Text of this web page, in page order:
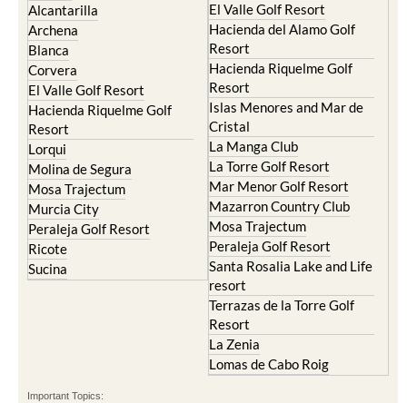
Alcantarilla
Archena
Blanca
Corvera
El Valle Golf Resort
Hacienda Riquelme Golf
Resort
Lorqui
Molina de Segura
Mosa Trajectum
Murcia City
Peraleja Golf Resort
Ricote
Sucina
El Valle Golf Resort
Hacienda del Alamo Golf
Resort
Hacienda Riquelme Golf
Resort
Islas Menores and Mar de
Cristal
La Manga Club
La Torre Golf Resort
Mar Menor Golf Resort
Mazarron Country Club
Mosa Trajectum
Peraleja Golf Resort
Santa Rosalia Lake and Life
resort
Terrazas de la Torre Golf
Resort
La Zenia
Lomas de Cabo Roig
Important Topics: